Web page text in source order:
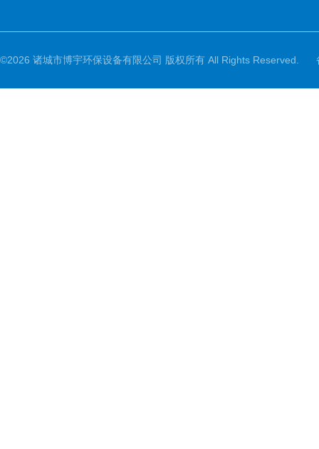
©2026 诸城市博宇环保设备有限公司 版权所有 All Rights Reserved.